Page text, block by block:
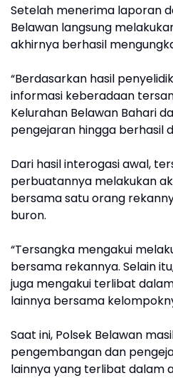
Setelah menerima laporan
Belawan langsung
akhirnya berhasil
“Berdasarkan hasil
informasi keberadaan
Kelurahan Belawan Bahari
pengejaran hingga berhasil
Dari hasil interogasi awal,
perbuatannya melakukan
bersama satu orang
buron.
“Tersangka mengakui
bersama rekannya. Selain
juga mengakui terlibat
lainnya bersama
Saat ini, Polsek Belawan
pengembangan dan
lainnya yang terlibat dalam